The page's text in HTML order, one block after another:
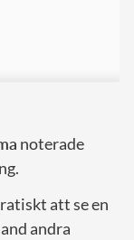
noterade
att se en
andra